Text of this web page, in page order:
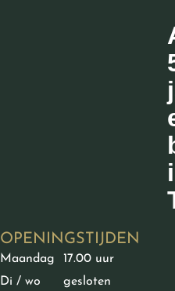
OPENINGSTIJDEN
Maandag
Di / wo
17.00 uur
gesloten